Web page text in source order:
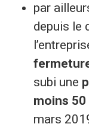
par
depuis le
subi une
moins 50
mars